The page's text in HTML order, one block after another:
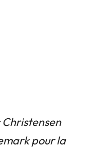
Christensen
pour la